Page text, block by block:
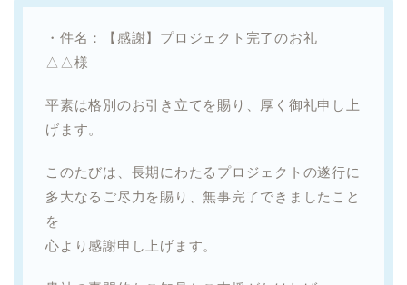
・件名：【感謝】プロジェクト完了のお礼
△△様
平素は格別のお引き立てを賜り、厚く御礼申し上
げます。
このたびは、長期にわたるプロジェクトの遂行に
多大なるご尽力を賜り、無事完了できましたこと
を
心より感謝申し上げます。